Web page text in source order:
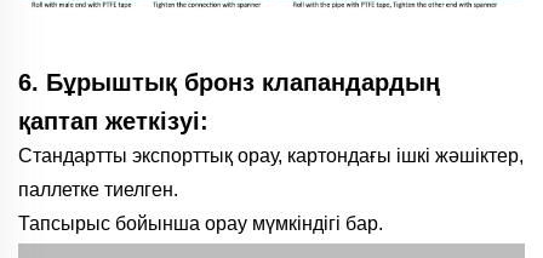
6. Бұрыштық бронз клапандардың
қаптап жеткізуі:
Стандартты экспорттық орау, картондағы ішкі жәшіктер,
паллетке тиелген.
Тапсырыс бойынша орау мүмкіндігі бар.